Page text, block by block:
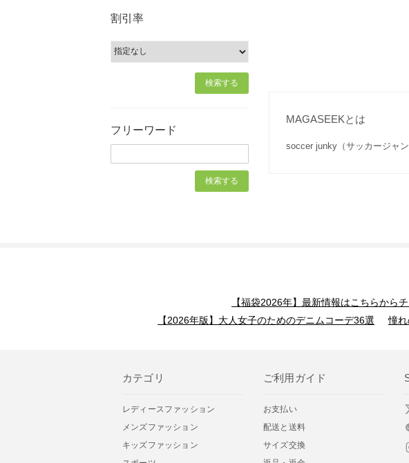
割引率
フリーワード
MAGASEEKとは
soccer junky（サッカージャ
【福袋2026年】最新情報はこちらからチ
【2026年版】大人女子のためのデニムコーデ36選
憧
カテゴリ
レディースファッション
メンズファッション
キッズファッション
ご利用ガイド
お支払い
配送と送料
サイズ交換